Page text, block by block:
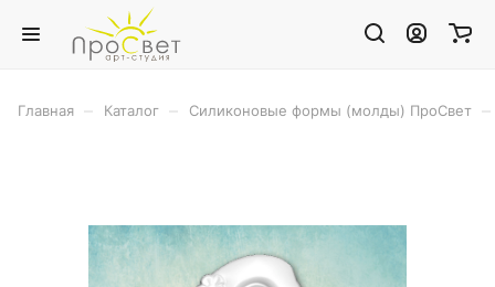
Главная Каталог Силиконовые формы (молды) ПроСвет